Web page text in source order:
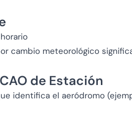
cambio meteorológico
de Estación
identifica el aeródromo